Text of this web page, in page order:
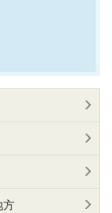
方